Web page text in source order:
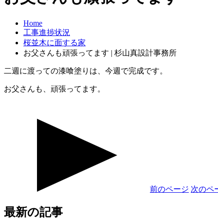
Home
工事進捗状況
桜並木に面する家
お父さんも頑張ってます | 杉山真設計事務所
二週に渡っての漆喰塗りは、今週で完成です。
お父さんも、頑張ってます。
前のページ 次のペ
最新の記事